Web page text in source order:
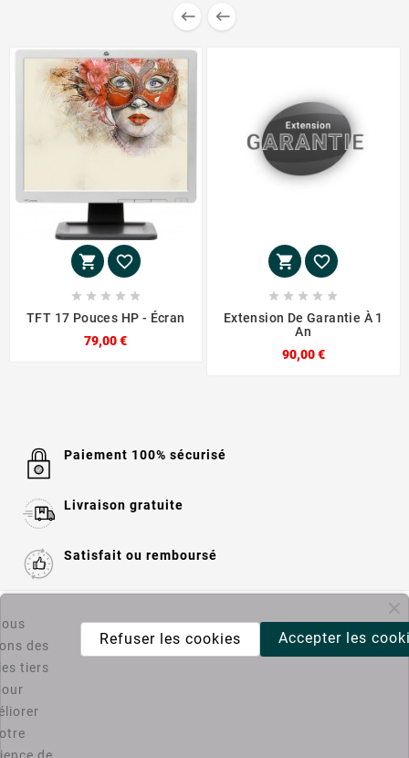
 
 
    
TFT 17 Pouces HP - Écran
79,00 €
 
    
Extension De Garantie À 1
An
90,00 €
Paiement 100% sécurisé
Livraison gratuite
Satisfait ou remboursé
Informations 
Catégories
des
tiers
Accepter les
Refuser les cookies